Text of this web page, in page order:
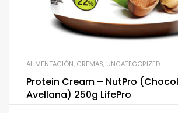
ALIMENTACIÓN, CREMAS, UNCATEGORIZED
Protein Cream – NutPro
Avellana) 250g LifePro